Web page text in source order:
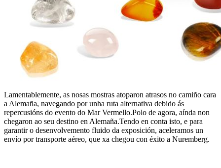
Lamentablemente, as nosas mostras atoparon atrasos no camiño cara
a Alemaña, navegando por unha ruta alternativa debido ás
repercusións do evento do Mar Vermello.Polo de agora, aínda non
chegaron ao seu destino en Alemaña.Tendo en conta isto, e para
garantir o desenvolvemento fluido da exposición, aceleramos un
envío por transporte aéreo, que xa chegou con éxito a Nuremberg.